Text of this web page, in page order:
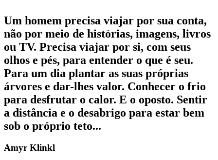
Um homem precisa viajar por sua conta,
não por meio de histórias, imagens, livros
ou TV. Precisa viajar por si, com seus
olhos e pés, para entender o que é seu.
Para um dia plantar as suas próprias
árvores e dar-lhes valor. Conhecer o frio
para desfrutar o calor. E o oposto. Sentir
a distância e o desabrigo para estar bem
sob o próprio teto...
Amyr Klinkl